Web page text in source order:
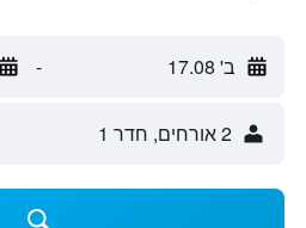
ב' 17.08 -
2 אורחים, חדר 1